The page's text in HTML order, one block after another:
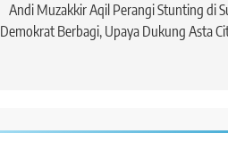
Andi Muzakkir Aqil Perangi Stunting di
Demokrat Berbagi, Upaya Dukung Asta